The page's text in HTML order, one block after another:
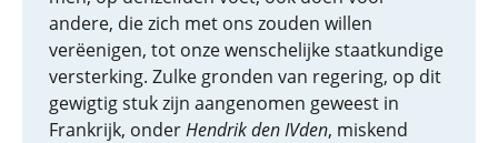
andere, die zich met ons zouden willen
verëenigen, tot onze wenschelijke staatkundige
versterking. Zulke gronden van regering, op dit
gewigtig stuk zijn aangenomen geweest in
Frankrijk, onderHendrik den IVden, miskend